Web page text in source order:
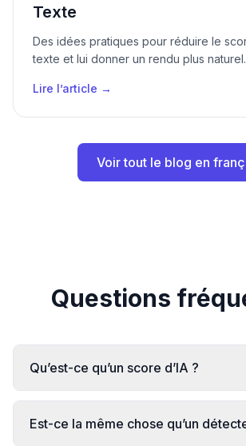
Texte
Des idées pratiques pour réduire le
texte et lui donner un rendu plus naturel.
Lire l’article →
Voir tout le blog en
Questions
Qu’est-ce qu’un score d’IA ?
Est-ce la même chose qu’un